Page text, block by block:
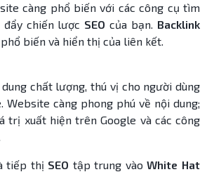
càng phổ biến với các công cụ tìm
đẩy chiến lược SEOcủa bạn. Backlink
biến và hiển thị của liên kết.
chất lượng, thú vị cho người dùng
càng phong phú về nội dung;
trị xuất hiện trên Google và các công
tiếp thị SEO tập trung vàoWhite Hat